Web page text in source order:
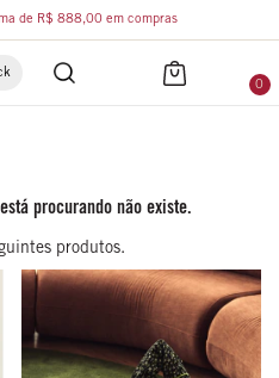
de R$ 888,00 em compras
0
procurando não existe.
produtos.